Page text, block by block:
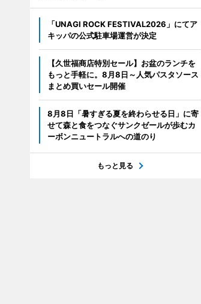
「UNAGI ROCK FESTIVAL2026」にてア
キッパの公式駐車場運営が決定
【久世福商店特別セール】お盆のランチを
もっと手軽に。8月8日～人気パスタソース
まとめ買いセール開催
8月8日「暑すぎる夏を終わらせる日」に寄
せて森と食をつなぐサンクゼールが歩むカ
ーボンニュートラルへの道のり
もっと見る